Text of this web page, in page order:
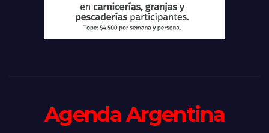
Agenda Argentina